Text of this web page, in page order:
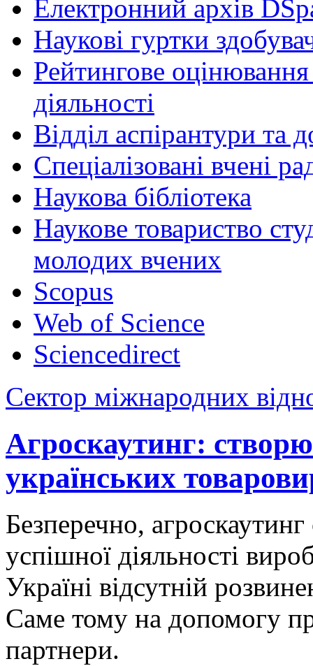
Електронний архів
Наукові гуртки
Рейтингове оцінювання
діяльності
Відділ аспірантури та
Спеціалізовані вчені
Наукова бібліотека
Наукове товариство
молодих вчених
Scopus
Web of Science
Sciencedirect
Сектор міжнародних
Агроскаутинг:
українських
Безперечно,
успішної діяльності
Україні відсутній
Саме тому на допомогу
партнери.